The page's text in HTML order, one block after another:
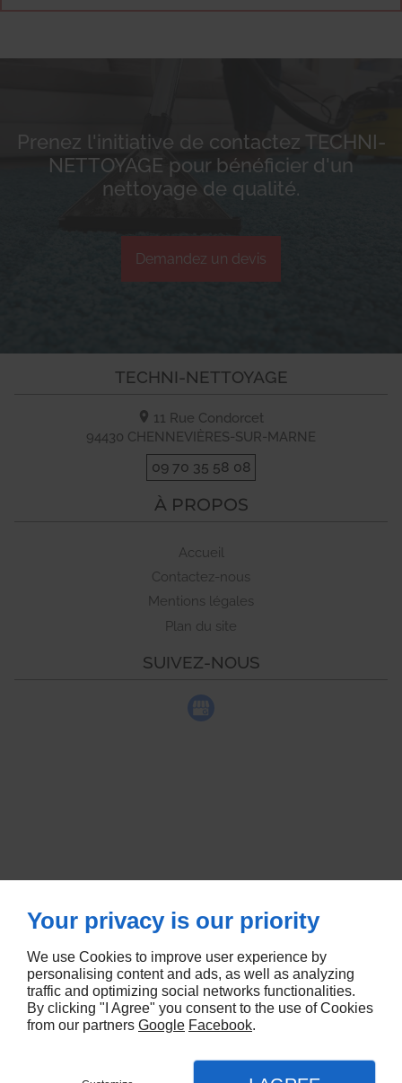
Prenez l'initiative de contactez TECHNI-
NETTOYAGE pour bénéficier d'un
nettoyage de qualité.
Demandez un devis
TECHNI-NETTOYAGE
11 Rue Condorcet
94430 CHENNEVIÈRES-SUR-MARNE
09 70 35 58 08
À PROPOS
Accueil
Contactez-nous
Mentions légales
Plan du site
SUIVEZ-NOUS
Agence SEA
Your privacy is our priority
We use Cookies to improve user experience by
personalising content and ads, as well as analyzing
traffic and optimizing social networks functionalities.
By clicking "I Agree" you consent to the use of Cookies
from our partners Google Facebook.